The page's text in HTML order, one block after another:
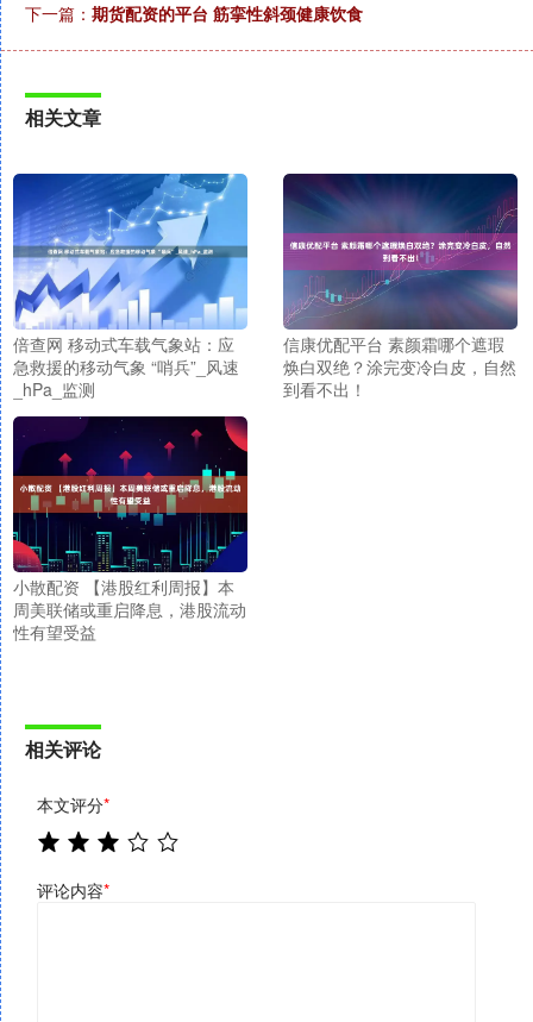
下一篇： 期货配资的平台 筋挛性斜颈健康饮食
相关文章
倍查网 移动式车载气象站：应
急救援的移动气象 “哨兵”_风速
_hPa_监测
信康优配平台 素颜霜哪个遮瑕
焕白双绝？涂完变冷白皮，自然
到看不出！
小散配资 【港股红利周报】本
周美联储或重启降息，港股流动
性有望受益
相关评论
本文评分*
评论内容*